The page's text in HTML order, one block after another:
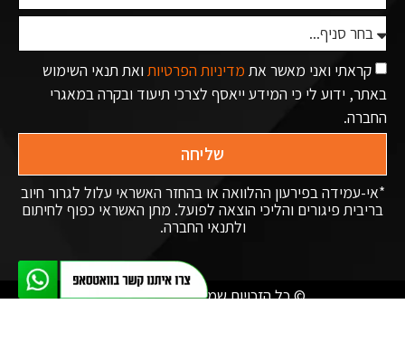
קראתי ואני מאשר את מדיניות הפרטיות ואת תנאי השימוש
באתר, ידוע לי כי המידע ייאסף לצרכי תיעוד ובקרה במאגרי
החברה.
שליחה
*אי-עמידה בפירעון ההלוואה או בהחזר האשראי עלול לגרור חיוב
בריבית פיגורים והליכי הוצאה לפועל. מתן האשראי כפוף לחיתום
ולתנאי החברה.
© כל הזכויות שמורות לאופל בלאנס